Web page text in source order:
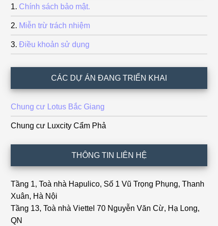
Chính sách bảo mật.
Miễn trừ trách nhiệm
Điều khoản sử dụng
CÁC DỰ ÁN ĐANG TRIỂN KHAI
Chung cư Lotus Bắc Giang
Chung cư Luxcity Cẩm Phả
THÔNG TIN LIÊN HỆ
Tầng 1, Toà nhà Hapulico, Số 1 Vũ Trọng Phụng, Thanh
Xuân, Hà Nội
Tầng 13, Toà nhà Viettel 70 Nguyễn Văn Cừ, Hạ Long,
QN